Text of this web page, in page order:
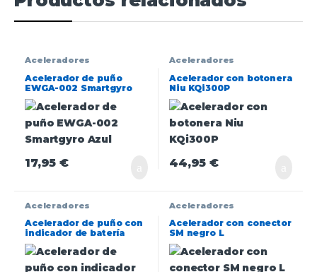
Aceleradores
Acelerador de puño
EWGA-002 Smartgyro
Azul
17,95€
Aceleradores
Acelerador con botonera
Niu KQi300P
44,95€
Aceleradores
Acelerador de puño con
indicador de batería
(36V) y llave – Conector
SM
Aceleradores
Acelerador con conector
SM negro L